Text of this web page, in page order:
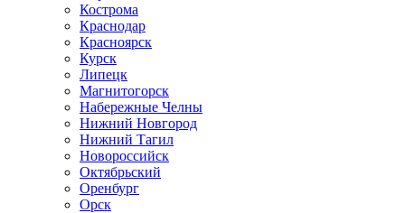
Кострома
Краснодар
Красноярск
Курск
Липецк
Магнитогорск
Набережные Челны
Нижний Новгород
Нижний Тагил
Новороссийск
Октябрьский
Оренбург
Орск